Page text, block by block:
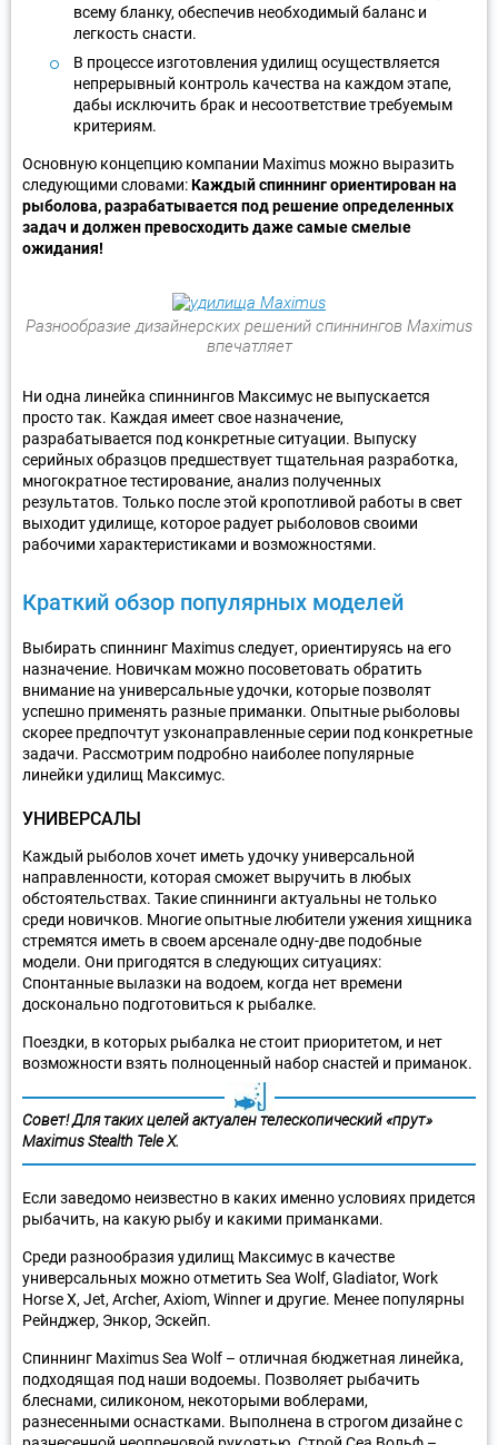
всему бланку, обеспечив необходимый баланс и
легкость снасти.
В процессе изготовления удилищ осуществляется
непрерывный контроль качества на каждом этапе,
дабы исключить брак и несоответствие требуемым
критериям.
Основную концепцию компании Maximus можно выразить
следующими словами:Каждый спиннинг ориентирован на
рыболова, разрабатывается под решение определенных
задач и должен превосходить даже самые смелые
ожидания!
Разнообразие дизайнерских решений спиннингов Maximus
впечатляет
Ни одна линейка спиннингов Максимус не выпускается
просто так. Каждая имеет свое назначение,
разрабатывается под конкретные ситуации. Выпуску
серийных образцов предшествует тщательная разработка,
многократное тестирование, анализ полученных
результатов. Только после этой кропотливой работы в свет
выходит удилище, которое радует рыболовов своими
рабочими характеристиками и возможностями.
Краткий обзор популярных моделей
Выбирать спиннинг Maximus следует, ориентируясь на его
назначение. Новичкам можно посоветовать обратить
внимание на универсальные удочки, которые позволят
успешно применять разные приманки. Опытные рыболовы
скорее предпочтут узконаправленные серии под конкретные
задачи. Рассмотрим подробно наиболее популярные
линейки удилищ Максимус.
УНИВЕРСАЛЫ
Каждый рыболов хочет иметь удочку универсальной
направленности, которая сможет выручить в любых
обстоятельствах. Такие спиннинги актуальны не только
среди новичков. Многие опытные любители ужения хищника
стремятся иметь в своем арсенале одну-две подобные
модели. Они пригодятся в следующих ситуациях:
Спонтанные вылазки на водоем, когда нет времени
досконально подготовиться к рыбалке.
Поездки, в которых рыбалка не стоит приоритетом, и нет
возможности взять полноценный набор снастей и приманок.
Совет! Для таких целей актуален телескопический «прут»
Maximus Stealth Tele X.
Если заведомо неизвестно в каких именно условиях придется
рыбачить, на какую рыбу и какими приманками.
Среди разнообразия удилищ Максимус в качестве
универсальных можно отметить Sea Wolf, Gladiator, Work
Horse X, Jet, Archer, Axiom, Winner и другие. Менее популярны
Рейнджер, Энкор, Эскейп.
Спиннинг Maximus Sea Wolf – отличная бюджетная линейка,
подходящая под наши водоемы. Позволяет рыбачить
блеснами, силиконом, некоторыми воблерами,
разнесенными оснастками. Выполнена в строгом дизайне с